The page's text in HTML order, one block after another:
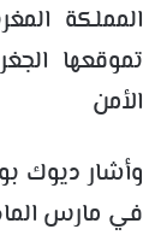
المملكة
تموقعها
الأمن
وأشار ديوك
في مارس